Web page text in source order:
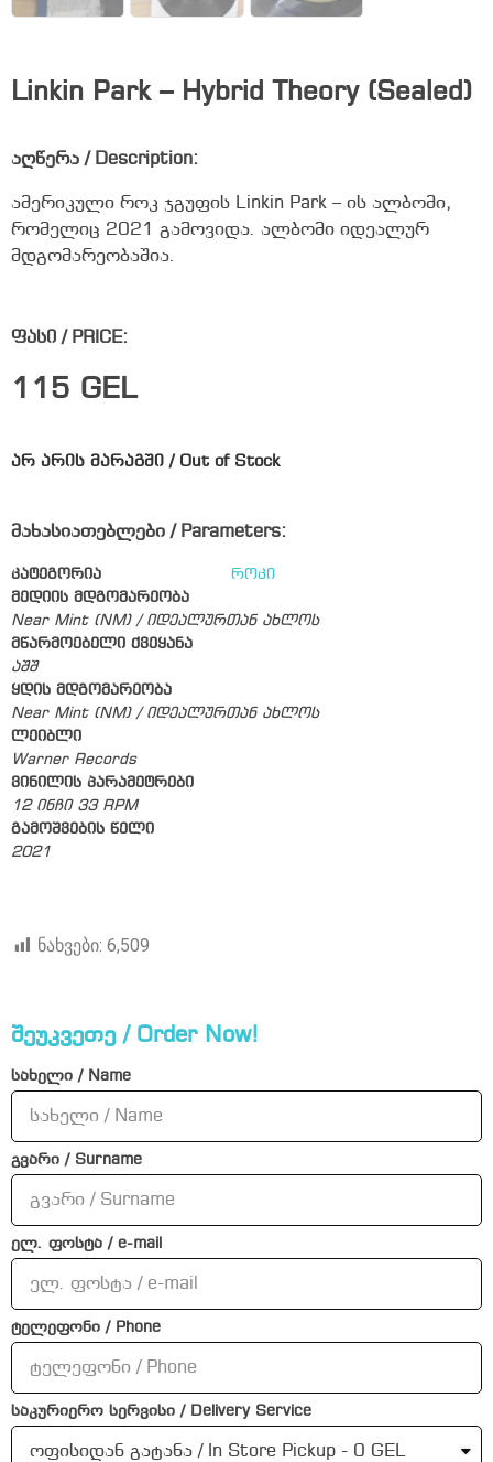
Linkin Park – Hybrid Theory (Sealed)
აღწერა / Description:
ამერიკული როკ ჯგუფის Linkin Park – ის ალბომი,
რომელიც 2021 გამოვიდა. ალბომი იდეალურ
მდგომარეობაშია.
ფასი / PRICE:
115 GEL
არ არის მარაგში / Out of Stock
მახასიათებლები / Parameters:
კატეგორია
როკი
მედიის მდგომარეობა
Near Mint (NM) / იდეალურთან ახლოს
მწარმოებელი ქვეყანა
აშშ
ყდის მდგომარეობა
Near Mint (NM) / იდეალურთან ახლოს
ლეიბლი
Warner Records
ვინილის პარამეტრები
12 ინჩი 33 RPM
გამოშვების წელი
2021
ნახვები: 6,509
შეუკვეთე / Order Now!
სახელი / Name
გვარი / Surname
ელ. ფოსტა / e-mail
ტელეფონი / Phone
საკურიერო სერვისი / Delivery Service